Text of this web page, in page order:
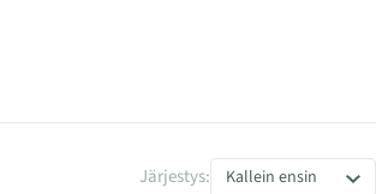
Järjestys: Kallein ensin